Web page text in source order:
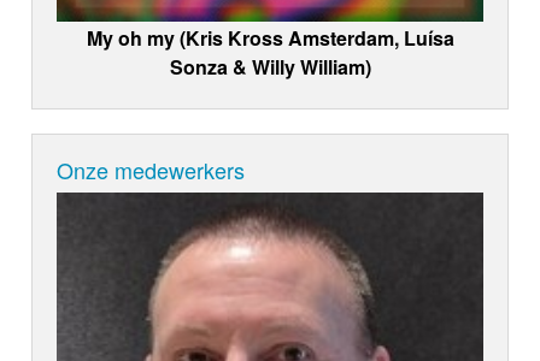
My oh my (Kris Kross Amsterdam, Luísa
Sonza & Willy William)
Onze medewerkers